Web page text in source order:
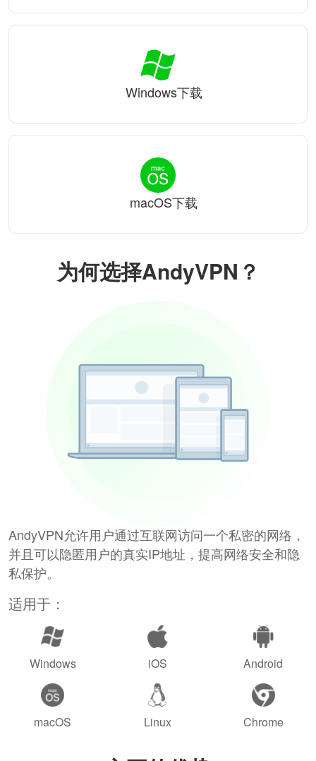
为何选择AndyVPN？
AndyVPN允许用户通过互联网访问一个私密的网络，
并且可以隐匿用户的真实IP地址，提高网络安全和隐
私保护。
适用于：
Windows iOS Android
macOS Linux Chrome
Windows下载
macOS下载